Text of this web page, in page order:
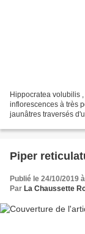
Hippocratea volubilis
inflorescences à très
jaunâtres traversés
Piper
Publié le 24/10/2019
Par La Chaussette